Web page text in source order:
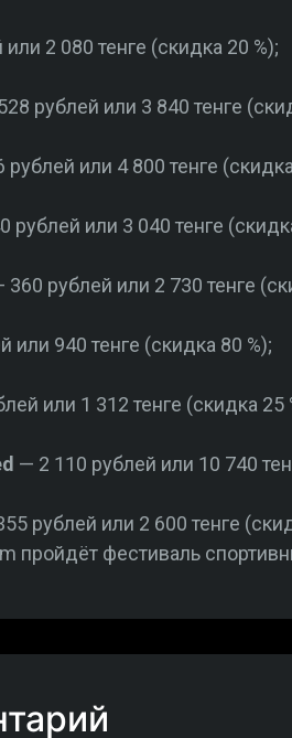
2 080 тенге (скидка 20 %);
рублей или 3 840 тенге
или 4 800 тенге
рублей или 3 040 тенге
360 рублей или 2 730 тенге
или 940 тенге (скидка 80 %);
или 1 312 тенге (скидка 25
— 2 110 рублей или 10 740
рублей или 2 600 тенге
пройдёт фестиваль